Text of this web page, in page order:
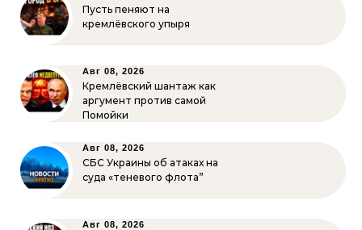
Пусть пеняют на
кремлёвского упыря
Авг 08, 2026
Кремлёвский шантаж как
аргумент против самой
Помойки
Авг 08, 2026
СБС Украины об атаках на
суда «теневого флота”
Авг 08, 2026